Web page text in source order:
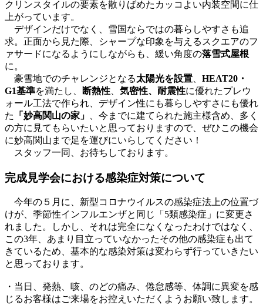
クリンスタイルの要素を散りばめたカッコよい内装空間に仕
上がっています。
デザインだけでなく、雪国ならではの暮らしやすさも追
求。正面から見た際、シャープな印象を与えるスクエアのフ
ァサードになるようにしながらも、緩い角度の落雪式屋根
に。
豪雪地でのチャレンジとなる太陽光を設置
HEAT20・
G1基準を満たし、 断熱性 気密性、耐震性に優れたプレウ
ォール工法で作られ、デザイン性にも暮らしやすさにも優れ
た
「妙高関山の家」
、今までに建てられた施主様含め、多く
の方に見てもらいたいと思っておりますので、ぜひこの機会
に妙高関山まで足を運びにいらしてください！
スタッフ一同、お待ちしております。
完成見学会における感染症対策について
今年の５月 に、新型コロナウイルスの感染症法上の位置づ
けが、季節性インフルエンザと同じ「5類感染症」に変更さ
れました。しかし、それは完全になくなったわけではなく、
この3年、あまり目立っていなかったその他の感染症も出て
きているため、基本的な感染対策は変わらず行っていきたい
と思っております。
・当日、発熱、咳、のどの痛み、倦怠感等、体調に異変を感
じるお客様はご来場をお控えいただくようお願い致します。